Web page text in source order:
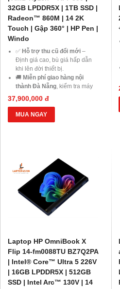
32GB LPDDR5X | 1TB SSD |
Radeon™ 860M | 14 2K
Touch | Gập 360° | HP Pen |
Windo
✅ Hỗ trợ thu cũ đổi mới –
Định giá cao, bù giá hấp dẫn
khi lên đời thiết bị.
🚚 Miễn phí giao hàng nội
thành Đà Nẵng , kiểm tra máy
trước khi thanh toán.
💳
Trả góp 0% qua thẻ tín
dụng hoặcHD Saison chỉ từ
1%/tháng, thủ tục đơn giản.
Sinh viên và khách hàng ở xa
cùng cơ hội nhận
Voucher
giảm đến 500.000đ.
37,900,000 đ
MUA NGAY
Laptop HP OmniBook X
Flip 14-fm0088TU BZ7Q2PA
| Intel® Core™ Ultra 5 226V
| 16GB LPDDR5X | 512GB
SSD | Intel Arc™ 130V | 14